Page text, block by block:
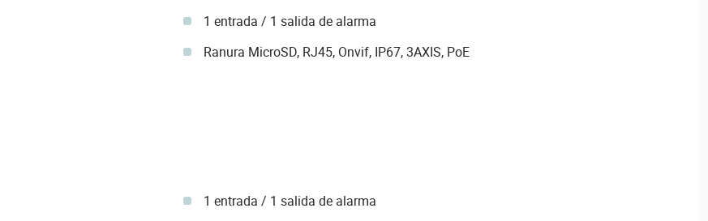
1 entrada / 1 salida de alarma
Ranura MicroSD, RJ45, Onvif, IP67, 3AXIS, PoE
1 entrada / 1 salida de alarma